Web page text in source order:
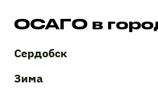
ОСАГО в
Сердобск
Зима